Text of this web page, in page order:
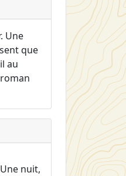
Une
que
au
nuit,